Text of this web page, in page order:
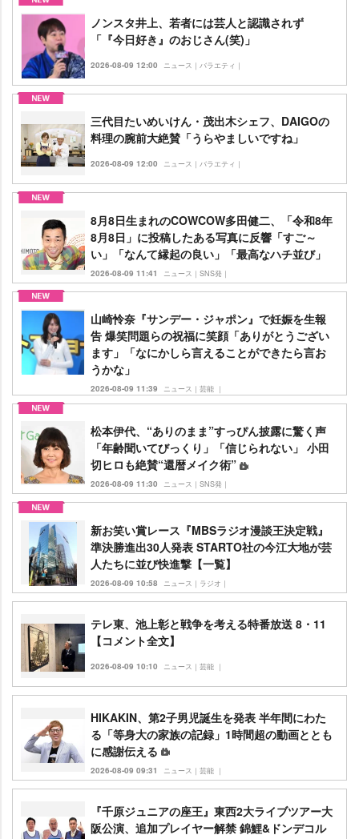
ノンスタ井上、若者には芸人と認識されず
「『今日好き』のおじさん(笑)」
2026-08-09 12:00 ニュース｜バラエティ｜
三代目たいめいけん・茂出木シェフ、DAIGOの
料理の腕前大絶賛「うらやましいですね」
2026-08-09 12:00 ニュース｜バラエティ｜
8月8日生まれのCOWCOW多田健二、「令和8年
8月8日」に投稿したある写真に反響「すご～
い」「なんて縁起の良い」「最高なハチ並び」
2026-08-09 11:41 ニュース｜SNS発｜
山崎怜奈『サンデー・ジャポン』で妊娠を生報
告 爆笑問題らの祝福に笑顔「ありがとうござい
ます」「なにかしら言えることができたら言お
うかな」
2026-08-09 11:39 ニュース｜芸能 ｜
松本伊代、“ありのまま”すっぴん披露に驚く声
「年齢聞いてびっくり」「信じられない」 小田
切ヒロも絶賛“還暦メイク術”
2026-08-09 11:30 ニュース｜SNS発｜
新お笑い賞レース『MBSラジオ漫談王決定戦』
準決勝進出30人発表 STARTO社の今江大地が芸
人たちに並び快進撃【一覧】
2026-08-09 10:58 ニュース｜ラジオ｜
テレ東、池上彰と戦争を考える特番放送 8・11
【コメント全文】
2026-08-09 10:10 ニュース｜芸能 ｜
HIKAKIN、第2子男児誕生を発表 半年間にわた
る「等身大の家族の記録」1時間超の動画ととも
に感謝伝える
2026-08-09 09:31 ニュース｜芸能 ｜
『千原ジュニアの座王』東西2大ライブツアー大
阪公演、追加プレイヤー解禁 錦鯉&ドンデコル